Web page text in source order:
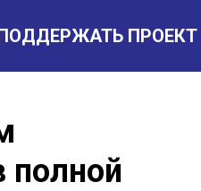
ПРОЕКТ
полной